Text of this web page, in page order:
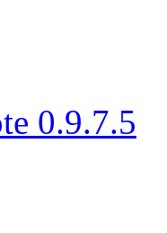
0.9.7.5